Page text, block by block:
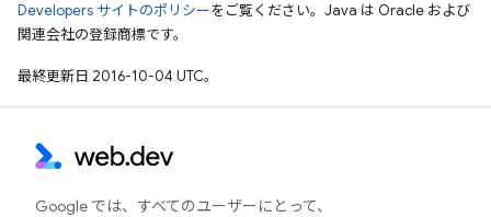
Developers サイトのポリシーをご覧ください。Java は Oracle および
関連会社の登録商標です。
最終更新日 2016-10-04 UTC。
Google では、すべてのユーザーにとって、